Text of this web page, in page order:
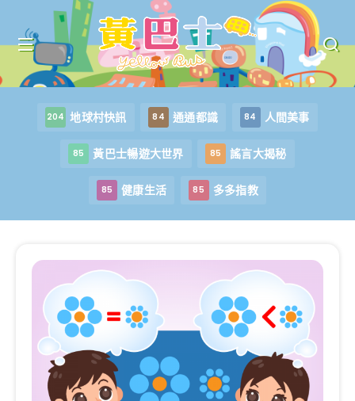
204 地球村快訊 84 通通都識 84 人間美事
85 黃巴士暢遊大世界 85 謠言大揭秘
85 健康生活 85 多多指教